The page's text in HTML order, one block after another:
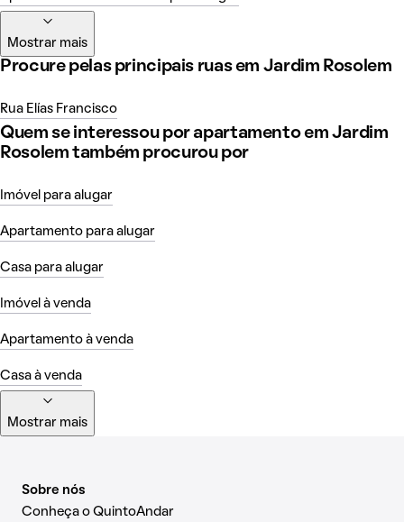
Mostrar mais
Procure pelas principais ruas em Jardim Rosolem
Rua Elías Francisco
Quem se interessou por apartamento em Jardim
Rosolem também procurou por
Imóvel para alugar
Apartamento para alugar
Casa para alugar
Imóvel à venda
Apartamento à venda
Casa à venda
Mostrar mais
Sobre nós
Conheça o QuintoAndar